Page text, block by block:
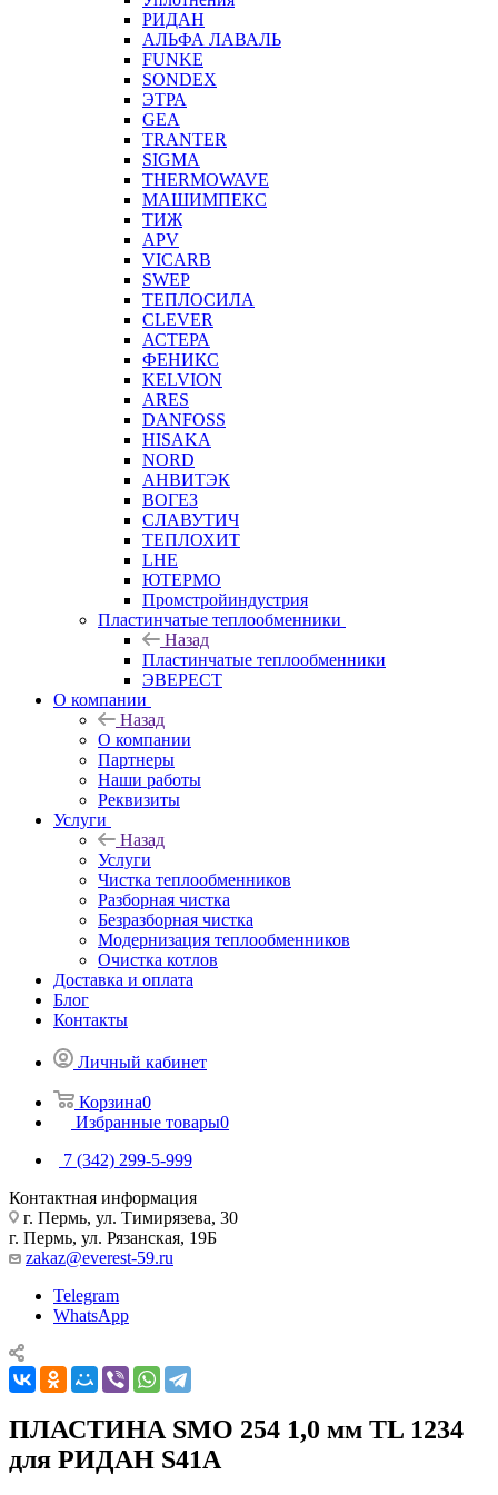
РИДАН
АЛЬФА ЛАВАЛЬ
FUNKE
SONDEX
ЭТРА
GEA
TRANTER
SIGMA
THERMOWAVE
МАШИМПЕКС
ТИЖ
APV
VICARB
SWEP
ТЕПЛОСИЛА
CLEVER
АСТЕРА
ФЕНИКС
KELVION
ARES
DANFOSS
HISAKA
NORD
АНВИТЭК
ВОГЕЗ
СЛАВУТИЧ
ТЕПЛОХИТ
LHE
ЮТЕРМО
Промстройиндустрия
Пластинчатые теплообменники
Назад
Пластинчатые теплообменники
ЭВЕРЕСТ
О компании
Назад
О компании
Партнеры
Наши работы
Реквизиты
Услуги
Назад
Услуги
Чистка теплообменников
Разборная чистка
Безразборная чистка
Модернизация теплообменников
Очистка котлов
Доставка и оплата
Блог
Контакты
Личный кабинет
Корзина0
Избранные товары0
7 (342) 299-5-999
Контактная информация
г. Пермь, ул. Тимирязева, 30
г. Пермь, ул. Рязанская, 19Б
zakaz@everest-59.ru
Telegram
WhatsApp
ПЛАСТИНА SMO 254 1,0 мм TL 1234
для РИДАН S41A